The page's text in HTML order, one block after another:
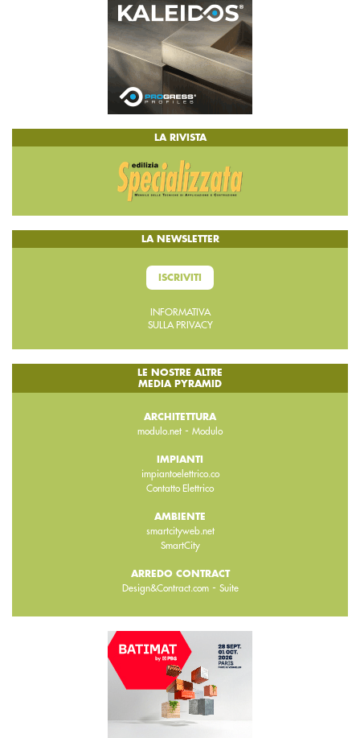
LA RIVISTA
LA NEWSLETTER
ISCRIVITI
INFORMATIVA
SULLA PRIVACY
LE NOSTRE ALTRE
MEDIA PYRAMID
ARCHITETTURA
modulo.net - Modulo
IMPIANTI
impiantoelettrico.co
Contatto Elettrico
AMBIENTE
smartcityweb.net
SmartCity
ARREDO CONTRACT
Design&Contract.com- Suite